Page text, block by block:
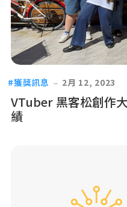
獲獎訊息 2月 12, 2023
VTuber 黑客松創作
績